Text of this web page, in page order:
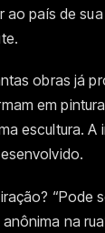
ao país de
obras já
em
escultura. A
“Pode
na